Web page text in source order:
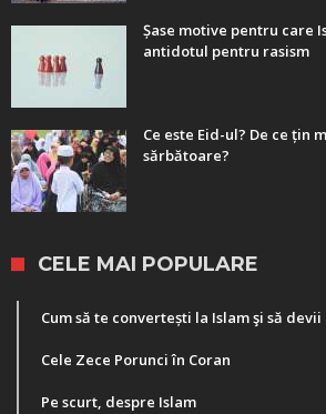
Șase motive pentru care
antidotul pentru rasism
Ce este Eid-ul? De ce țin
sărbătoare?
CELE MAI POPULARE
Cum să te convertești la Islam şi să
Cele Zece Porunci în Coran
Pe scurt, despre Islam